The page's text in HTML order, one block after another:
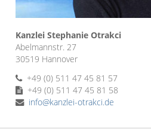
Kanzlei Stephanie Otrakci
Abelmannstr. 27
30519 Hannover
+49 (0) 511 47 45 81 57
+49 (0) 511 47 45 81 58
info@kanzlei-otrakci.de